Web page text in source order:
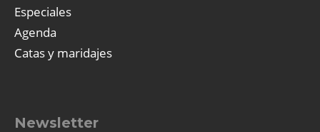
Especiales
Agenda
Catas y maridajes
Newsletter